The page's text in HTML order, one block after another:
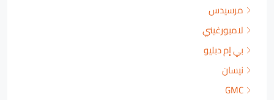
مرسيدس
لامبورغيني
بي إم دبليو
نيسان
GMC